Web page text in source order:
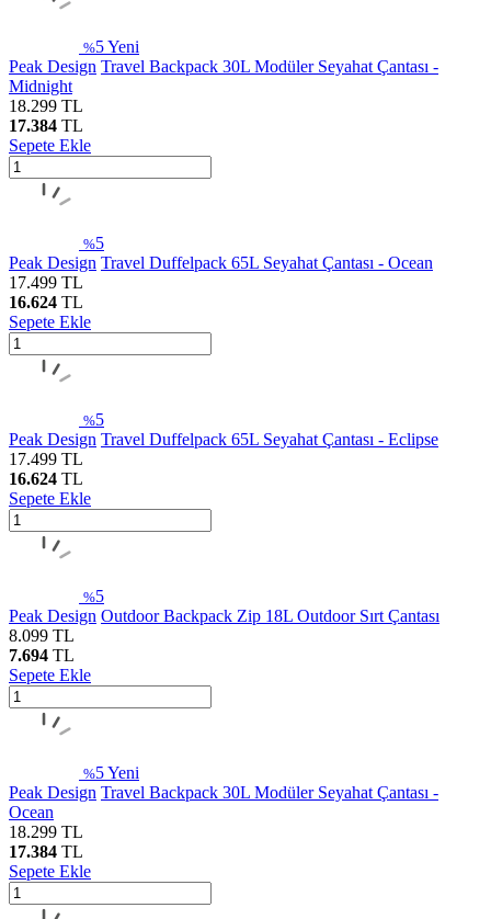
%5Yeni
Peak Design Travel Backpack 30L Modüler Seyahat Çantası -
Midnight
18.299 TL
17.384 TL
Sepete Ekle
%5
Peak Design Travel Duffelpack 65L Seyahat Çantası - Ocean
17.499 TL
16.624 TL
Sepete Ekle
%5
Peak Design Travel Duffelpack 65L Seyahat Çantası - Eclipse
17.499 TL
16.624 TL
Sepete Ekle
%5
Peak Design Outdoor Backpack Zip 18L Outdoor Sırt Çantası
8.099 TL
7.694 TL
Sepete Ekle
%5Yeni
Peak Design Travel Backpack 30L Modüler Seyahat Çantası -
Ocean
18.299 TL
17.384 TL
Sepete Ekle